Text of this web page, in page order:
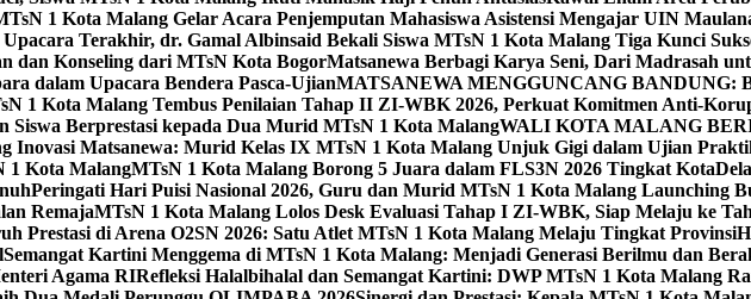
1 Kota Malang Gelar Acara Penjemputan Mahasiswa Asistensi Mengajar UIN
Terakhir, dr. Gamal Albinsaid Bekali Siswa MTsN 1 Kota Malang Tiga Kunci
dan Konseling dari MTsN Kota BogorMatsanewa Berbagi Karya Seni, Dari Madrasah
dalam Upacara Bendera Pasca-UjianMATSANEWA MENGGUNCANG BANDUNG:
1 Kota Malang Tembus Penilaian Tahap II ZI-WBK 2026, Perkuat Komitmen Anti-
Siswa Berprestasi kepada Dua Murid MTsN 1 Kota MalangWALI KOTA MALANG
Inovasi Matsanewa: Murid Kelas IX MTsN 1 Kota Malang Unjuk Gigi dalam Ujian
1 Kota MalangMTsN 1 Kota Malang Borong 5 Juara dalam FLS3N 2026 Tingkat Kota
Peringati Hari Puisi Nasional 2026, Guru dan Murid MTsN 1 Kota Malang Launching
RemajaMTsN 1 Kota Malang Lolos Desk Evaluasi Tahap I ZI-WBK, Siap Melaju ke
Prestasi di Arena O2SN 2026: Satu Atlet MTsN 1 Kota Malang Melaju Tingkat Provinsi
Semangat Kartini Menggema di MTsN 1 Kota Malang: Menjadi Generasi Berilmu dan
Agama RIRefleksi Halalbihalal dan Semangat Kartini: DWP MTsN 1 Kota Malang